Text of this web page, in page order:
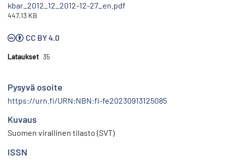
kbar_2012_12_2012-12-27_en.pdf
447.13 KB
CC BY 4.0
Lataukset 35
Pysyvä osoite
https://urn.fi/URN:NBN:fi-fe20230913125085
Kuvaus
Suomen virallinen tilasto (SVT)
ISSN